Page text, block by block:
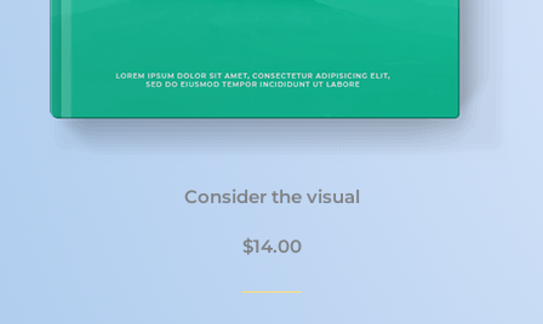
Consider the visual
$14.00